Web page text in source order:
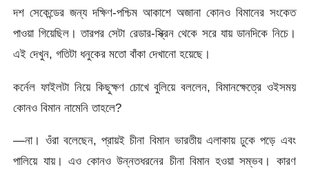
দশ সেকেন্ডের জন্য দক্ষিণ-পশ্চিম আকাশে অজানা কোনও বিমানের সংকেত
পাওয়া গিয়েছিল। তারপর সেটা রেডার-স্ক্রিন থেকে সরে যায় ডানদিকে নিচে।
এই দেখুন, গতিটা ধনুকের মতো বাঁকা দেখানো হয়েছে।
কর্নেল ফাইলটা নিয়ে কিছুক্ষণ চোখে বুলিয়ে বললেন, বিমানক্ষেত্রে ওইসময়
কোনও বিমান নামেনি তাহলে?
—না। ওঁরা বলেছেন, প্রায়ই চীনা বিমান ভারতীয় এলাকায় ঢুকে পড়ে এবং
পালিয়ে যায়। এও কোনও উন্নতধরনের চীনা বিমান হওয়া সম্ভব। কারণ